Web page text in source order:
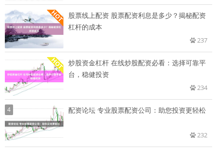
股票线上配资 股票配资利息是多少？揭秘配资
杠杆的成本
237
炒股资金杠杆 在线炒股配资必看：选择可靠平
台，稳健投资
234
4 配资论坛 专业股票配资公司：助您投资更轻松
232